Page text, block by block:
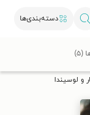
دسته‌بندی‌ها
و لوسیندا
(۵)